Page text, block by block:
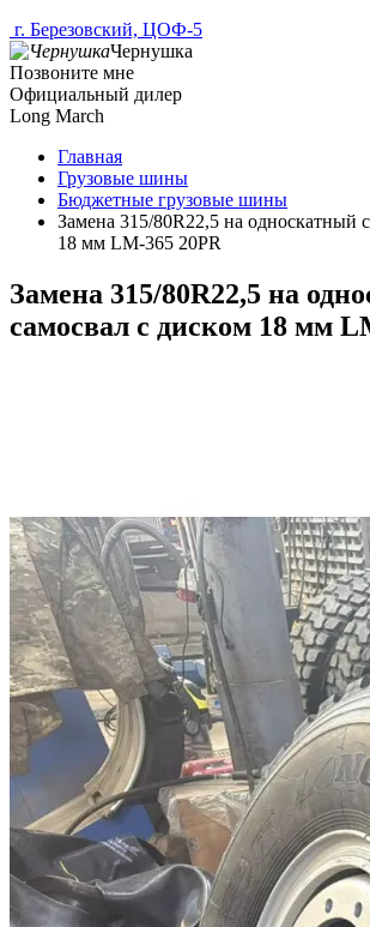
г. Березовский, ЦОФ-5
Чернушка
Позвоните мне
Официальный дилер
Long March
Главная
Грузовые шины
Бюджетные грузовые шины
Замена 315/80R22,5 на односкатный
18 мм LM-365 20PR
Замена 315/80R22,5 на
самосвал с диском 18 мм